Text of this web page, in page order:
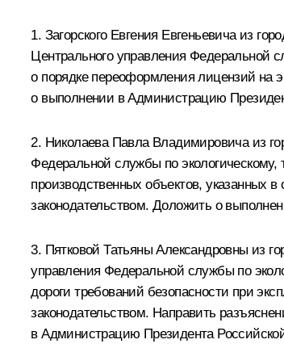
1. Загорского Евгения Евгеньевича из
Центрального управления Федеральной
о порядке переоформления лицензий на
о выполнении в Администрацию
2. Николаева Павла Владимировича из
Федеральной службы по экологическому,
производственных объектов,
законодательством. Доложить о
3. Пятковой Татьяны Александровны из
управления Федеральной службы по
дороги требований безопасности при
законодательством. Направить
в Администрацию Президента